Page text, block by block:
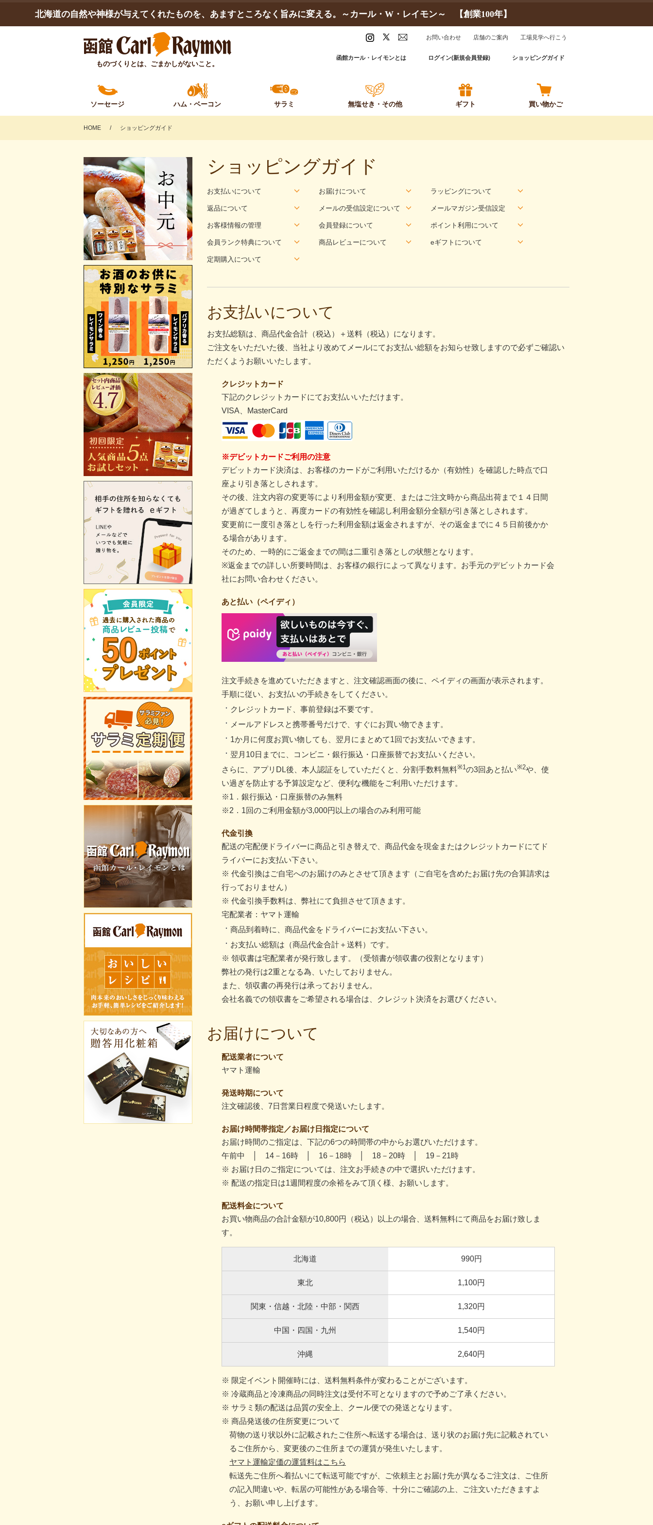
北海道の自然や神様が与えてくれたものを、あますところなく旨みに変える。～カール・W・レイモン～ 【創業100年】
ものづくりとは、ごまかしがないこと。
お問い合わせ 店舗のご案内 工場見学へ行こう
函館カール・レイモンとは ログイン(新規会員登録) ショッピングガイド
ソーセージ ハム・ベーコン サラミ 無塩せき・ その他 ギフト 買い物かご
HOME ショッピングガイド
ショッピングガイド
お支払いについて お届けについて ラッピングについて
返品について メールの受信設定について メールマガジン受信設定
お客様情報の管理 会員登録について ポイント利用について
会員ランク特典について 商品レビューについて eギフトについて
定期購入について
お支払いについて
お支払総額は、商品代金合計（税込）＋送料（税込）になります。
ご注文をいただいた後、当社より改めてメールにてお支払い総額をお知らせ致しますので必ずご確認い
ただくようお願いいたします。
クレジットカード
下記のクレジットカードにてお支払いいただけます。
VISA、MasterCard
※デビットカードご利用の注意
デビットカード決済は、お客様のカードがご利用いただけるか（有効性）を確認した時点で口
座より引き落としされます。
その後、注文内容の変更等により利用金額が変更、またはご注文時から商品出荷まで１４日間
が過ぎてしまうと、再度カードの有効性を確認し利用金額分全額が引き落としされます。
変更前に一度引き落としを行った利用金額は返金されますが、その返金までに４５日前後かか
る場合があります。
そのため、一時的にご返金までの間は二重引き落としの状態となります。
※返金までの詳しい所要時間は、お客様の銀行によって異なります。お手元のデビットカード会
社にお問い合わせください。
あと払い（ペイディ）
注文手続きを進めていただきますと、注文確認画面の後に、ペイディの画面が表示されます。
手順に従い、お支払いの手続きをしてください。
クレジットカード、事前登録は不要です。
メールアドレスと携帯番号だけで、すぐにお買い物できます。
1か月に何度お買い物しても、翌月にまとめて1回でお支払いできます。
翌月10日までに、コンビニ・銀行振込・口座振替でお支払いください。
さらに、アプリDL後、本人認証をしていただくと、分割手数料無料※1の3回あと払い※2や、使
い過ぎを防止する予算設定など、便利な機能をご利用いただけます。
※1．銀行振込・口座振替のみ無料
※2．1回のご利用金額が3,000円以上の場合のみ利用可能
代金引換
配送の宅配便ドライバーに商品と引き替えで、商品代金を現金またはクレジットカードにてド
ライバーにお支払い下さい。
※ 代金引換はご自宅へのお届けのみとさせて頂きます（ご自宅を含めたお届け先の合算請求は
行っておりません）
※ 代金引換手数料は、弊社にて負担させて頂きます。
宅配業者：ヤマト運輸
商品到着時に、商品代金をドライバーにお支払い下さい。
お支払い総額は（商品代金合計＋送料）です。
※ 領収書は宅配業者が発行致します。（受領書が領収書の役割となります）
弊社の発行は2重となる為、いたしておりません。
また、領収書の再発行は承っておりません。
会社名義での領収書をご希望される場合は、クレジット決済をお選びください。
お届けについて
配送業者について
ヤマト運輸
発送時期について
注文確認後、7日営業日程度で発送いたします。
お届け時間帯指定／お届け日指定について
お届け時間のご指定は、下記の6つの時間帯の中からお選びいただけます。
午前中 │ 14－16時 │ 16－18時 │ 18－20時 │ 19－21時
※ お届け日のご指定については、注文お手続きの中で選択いただけます。
※ 配送の指定日は1週間程度の余裕をみて頂く様、お願いします。
配送料金について
お買い物商品の合計金額が10,800円（税込）以上の場合、送料無料にて商品をお届け致しま
す。
北海道 990円
東北 1,100円
関東・信越・北陸・中部・関西 1,320円
中国・四国・九州 1,540円
沖縄 2,640円
※ 限定イベント開催時には、送料無料条件が変わることがございます。
※ 冷蔵商品と冷凍商品の同時注文は受付不可となりますので予めご了承ください。
※ サラミ類の配送は品質の安全上、クール便での発送となります。
※ 商品発送後の住所変更について
荷物の送り状以外に記載されたご住所へ転送する場合は、送り状のお届け先に記載されてい
るご住所から、変更後のご住所までの運賃が発生いたします。
ヤマト運輸定価の運賃料はこちら
転送先ご住所へ着払いにて転送可能ですが、ご依頼主とお届け先が異なるご注文は、ご住所
の記入間違いや、転居の可能性がある場合等、十分にご確認の上、ご注文いただきますよ
う、お願い申し上げます。